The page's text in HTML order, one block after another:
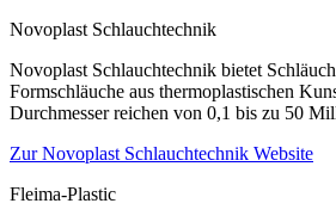
Novoplast Schlauchtechnik
Novoplast Schlauchtechnik bietet
Formschläuche aus thermoplastischen
Durchmesser reichen von 0,1 bis zu 50
Zur Novoplast Schlauchtechnik Website
Fleima-Plastic